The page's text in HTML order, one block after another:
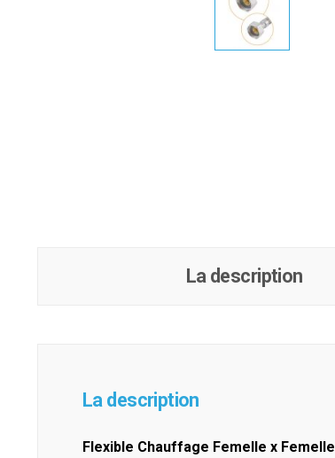
La description
La description
Flexible Chauffage Femelle x Femelle